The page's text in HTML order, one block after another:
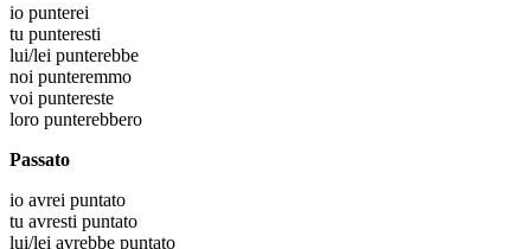
io punterei
tu punteresti
lui/lei punterebbe
noi punteremmo
voi puntereste
loro punterebbero
Passato
io avrei puntato
tu avresti puntato
lui/lei avrebbe puntato